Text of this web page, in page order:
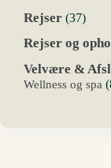
Rejser 3737
Rejser og
Velvære &
Wellness og spa